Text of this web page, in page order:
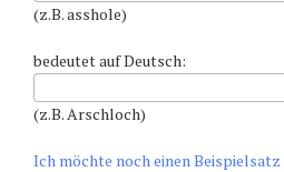
(z.B. asshole)
bedeutet auf Deutsch:
(z.B. Arschloch)
Ich möchte noch einen Beispielsatz